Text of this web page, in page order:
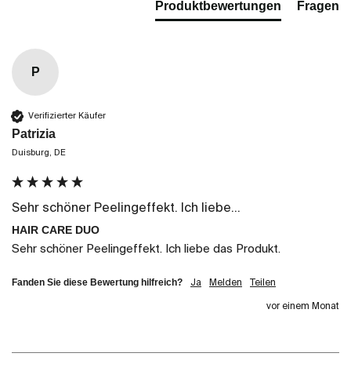
Produktbewertungen Fragen
P
Verifizierter Käufer
Patrizia
Duisburg, DE
Sehr schöner Peelingeffekt. Ich liebe...
HAIR CARE DUO
Sehr schöner Peelingeffekt. Ich liebe das Produkt.
Fanden Sie diese Bewertung hilfreich? Ja Melden Teilen
vor einem Monat